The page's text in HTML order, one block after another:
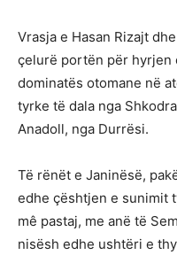
Vrasja e Hasan Rizajt
çelurë portën për hyrjen
dominatës otomane në
tyrke të dala nga
Anadoll, nga Durrësi.
Të rënët e Janinësë,
edhe çështjen e sunimit
mê pastaj, me anë të
nisësh edhe ushtëri e